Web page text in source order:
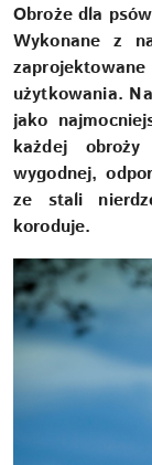
Obroże dla
Wykonane z
użytkowania.
jako
każdej
wygodnej,
ze stali
koroduje.